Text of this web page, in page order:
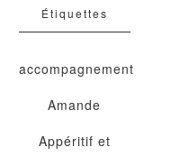
Étiquettes
accompagnement
Amande
Appéritif et